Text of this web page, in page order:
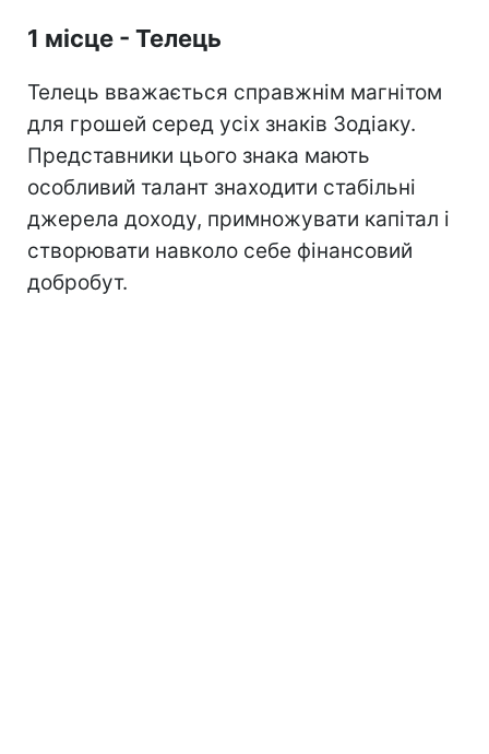
1 місце - Телець
Телець вважається справжнім магнітом
для грошей серед усіх знаків Зодіаку.
Представники цього знака мають
особливий талант знаходити стабільні
джерела доходу, примножувати капітал і
створювати навколо себе фінансовий
добробут.